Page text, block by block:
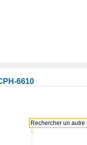
6610
↓
Rechercher un